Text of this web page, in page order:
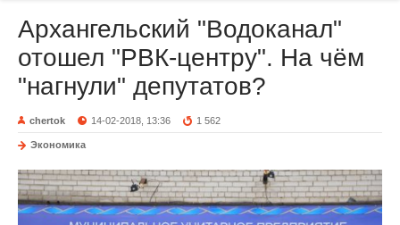
Архангельский "Водоканал"
отошел "РВК-центру". На чём
"нагнули" депутатов?
chertok 14-02-2018, 13:36 1 562
Экономика